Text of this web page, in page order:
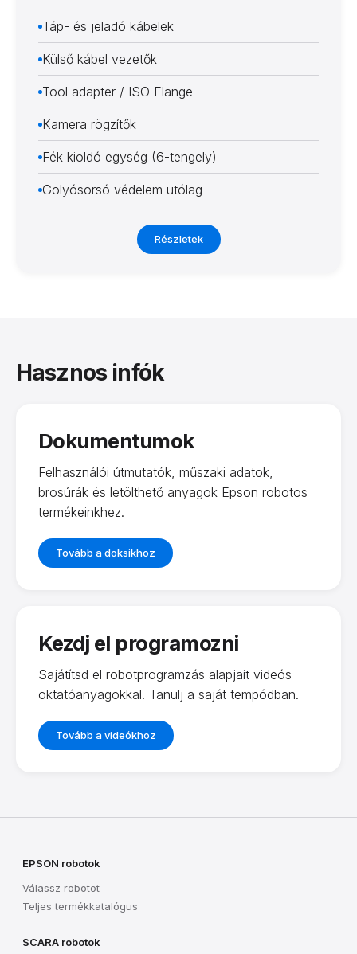
Táp- és jeladó kábelek
Külső kábel vezetők
Tool adapter / ISO Flange
Kamera rögzítők
Fék kioldó egység (6-tengely)
Golyósorsó védelem utólag
Részletek
Hasznos infók
Dokumentumok
Felhasználói útmutatók, műszaki adatok,
brosúrák és letölthető anyagok Epson robotos
termékeinkhez.
Tovább a doksikhoz
Kezdj el programozni
Sajátítsd el robotprogramzás alapjait videós
oktatóanyagokkal. Tanulj a saját tempódban.
Tovább a videókhoz
EPSON robotok
Válassz robotot
Teljes termékkatalógus
SCARA robotok